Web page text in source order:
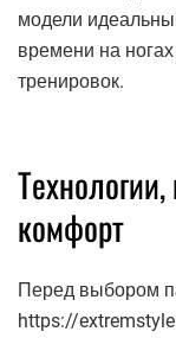
модели
времени на
тренировок.
комфорт
Перед выбором
https://